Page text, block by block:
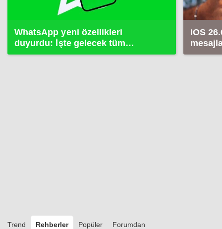
WhatsApp yeni özellikleri
duyurdu: İşte gelecek tüm
yenilikler
iOS
Trend Rehberler Popüler Forumdan